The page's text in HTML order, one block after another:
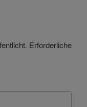
Erforderliche